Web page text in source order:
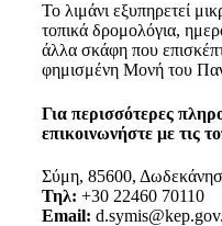
Το λιμάνι εξυπηρετεί
τοπικά δρομολόγια,
άλλα σκάφη που
φημισμένη Μονή του
Για περισσότερες
επικοινωνήστε με τις
Σύμη, 85600,
Τηλ: +30 22460 70110
Email: